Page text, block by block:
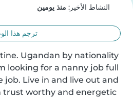
النشاط الأخير: منذ يومين
ترجم هذا
Ugandan by nationality
looking for a nanny job full
Live in and live out and
trust worthy and energetic